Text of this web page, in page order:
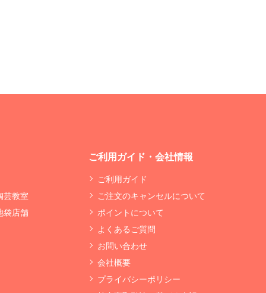
芸教室
袋店舗
ご利用ガイド・会社情報
ご利用ガイド
ご注文のキャンセルについて
ポイントについて
よくあるご質問
お問い合わせ
会社概要
プライバシーポリシー